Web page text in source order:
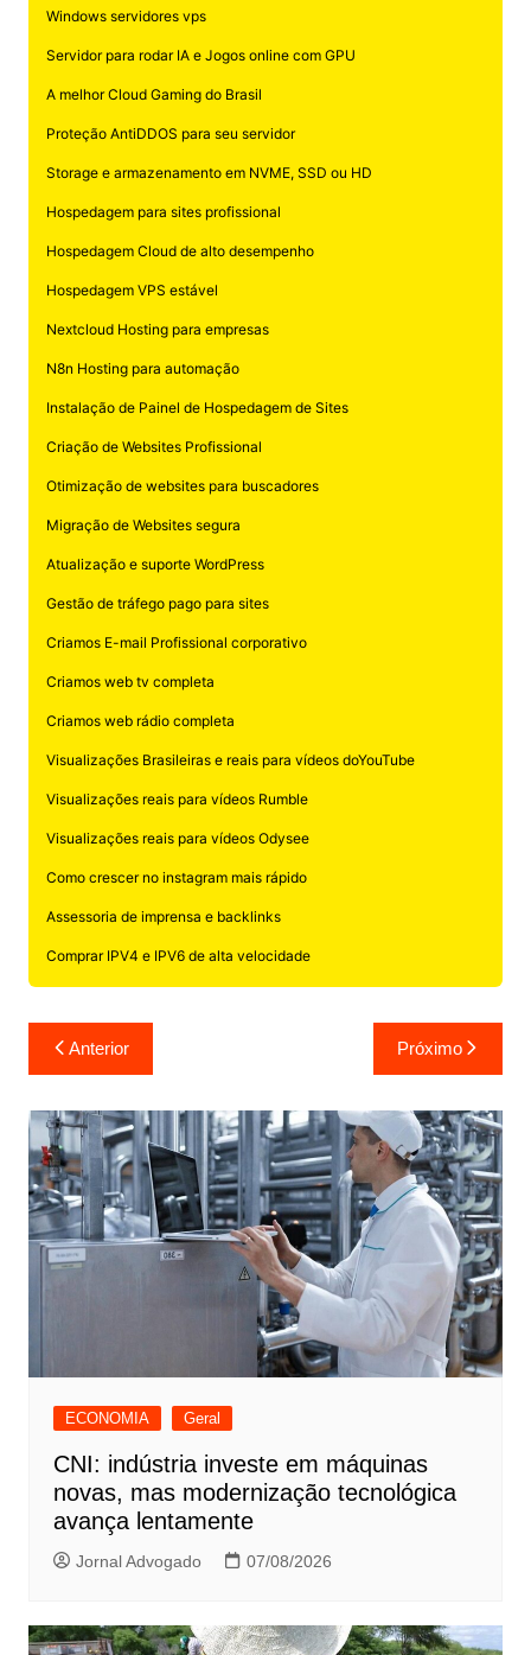
Windows servidores vps
Servidor para rodar IA e Jogos online com GPU
A melhor Cloud Gaming do Brasil
Proteção AntiDDOS para seu servidor
Storage e armazenamento em NVME, SSD ou HD
Hospedagem para sites profissional
Hospedagem Cloud de alto desempenho
Hospedagem VPS estável
Nextcloud Hosting para empresas
N8n Hosting para automação
Instalação de Painel de Hospedagem de Sites
Criação de Websites Profissional
Otimização de websites para buscadores
Migração de Websites segura
Atualização e suporte WordPress
Gestão de tráfego pago para sites
Criamos E-mail Profissional corporativo
Criamos web tv completa
Criamos web rádio completa
Visualizações Brasileiras e reais para vídeos doYouTube
Visualizações reais para vídeos Rumble
Visualizações reais para vídeos Odysee
Como crescer no instagram mais rápido
Assessoria de imprensa e backlinks
Comprar IPV4 e IPV6 de alta velocidade
Navegação
de
Post
Anterior Próximo
ECONOMIA Geral
CNI: indústria investe em máquinas
novas, mas modernização tecnológica
avança lentamente
Jornal Advogado 07/08/2026